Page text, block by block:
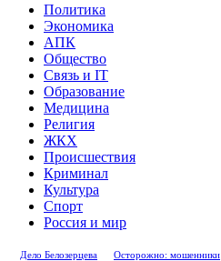
Политика
Экономика
АПК
Общество
Связь и IT
Образование
Медицина
Религия
ЖКХ
Происшествия
Криминал
Культура
Спорт
Россия и мир
Дело Белозерцева Осторожно: мошенники